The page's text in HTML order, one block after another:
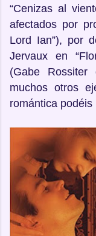
“Cenizas al
afectados por
Lord Ian”), por
Jervaux en
(Gabe Rossiter
muchos otros
romántica podéis